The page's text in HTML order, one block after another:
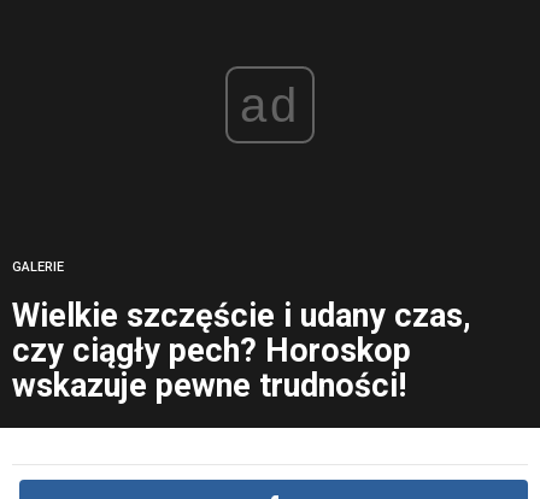
ad
GALERIE
Wielkie szczęście i udany czas,
czy ciągły pech? Horoskop
wskazuje pewne trudności!